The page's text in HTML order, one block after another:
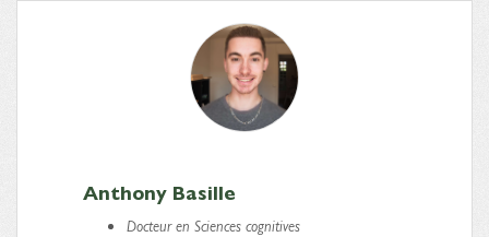
Anthony Basille
Docteur en Sciences cognitives